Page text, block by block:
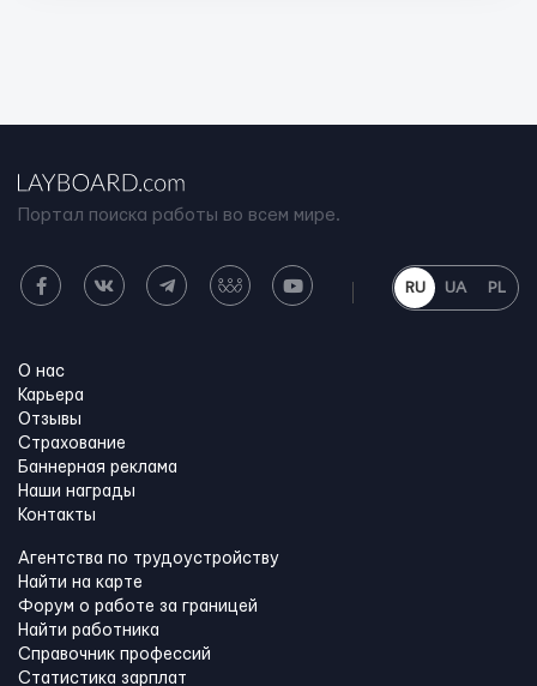
Портал поиска работы во всем мире.
RU UA PL
О нас
Карьера
Отзывы
Страхование
Баннерная реклама
Наши награды
Контакты
Агентства по трудоустройству
Найти на карте
Форум о работе за границей
Найти работника
Справочник профессий
Статистика зарплат